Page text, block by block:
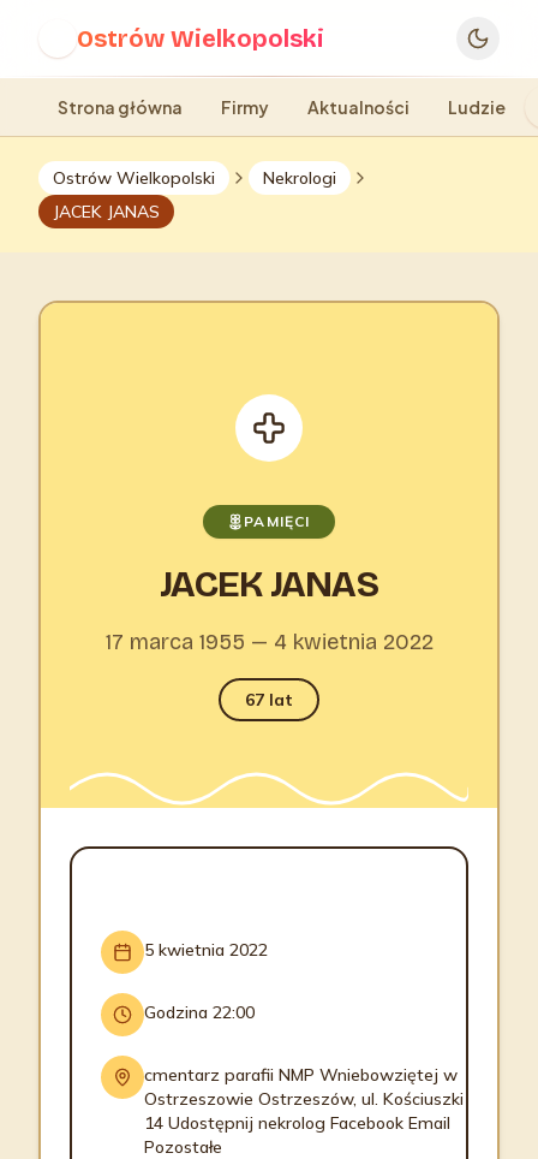
Ostrów Wielkopolski
Strona główna Firmy Aktualności Ludzie
Ostrów Wielkopolski
Nekrologi
JACEK JANAS
PAMIĘCI
JACEK JANAS
17 marca 1955 — 4 kwietnia 2022
67 lat
5 kwietnia 2022
Godzina 22:00
cmentarz parafii NMP Wniebowziętej w
Ostrzeszowie Ostrzeszów, ul. Kościuszki
14 Udostępnij nekrolog Facebook Email
Pozostałe